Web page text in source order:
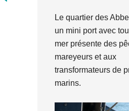
Le quartier des
un mini port avec
mer présente des
mareyeurs et aux
transformateurs de
marins.